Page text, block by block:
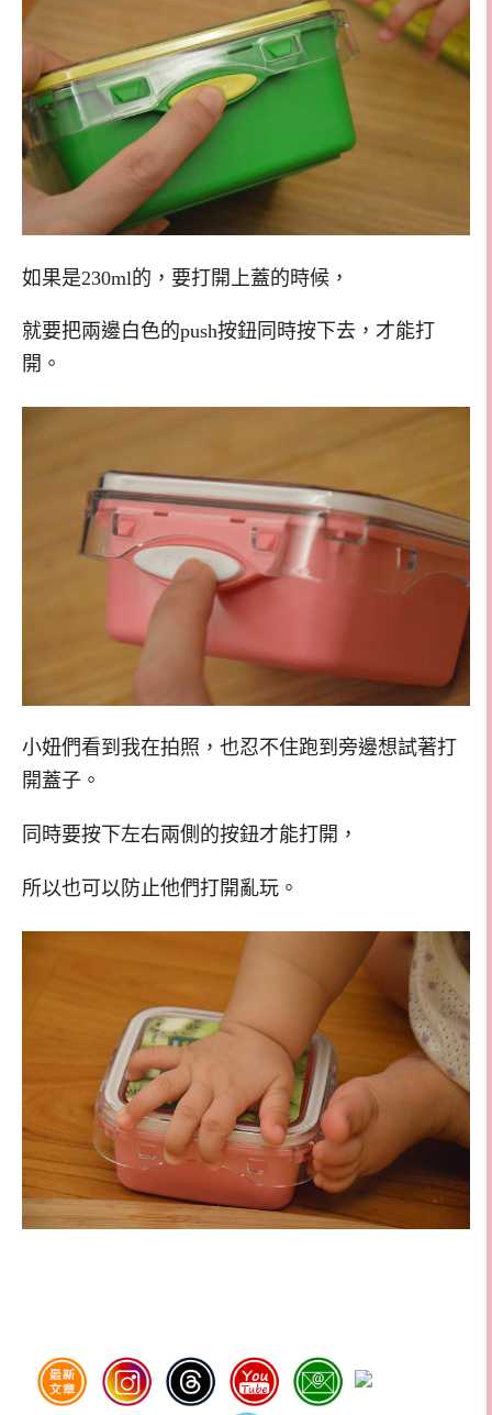
如果是230ml的，要打開上蓋的時候，
就要把兩邊白色的push按鈕同時按下去，才能打
開。
小妞們看到我在拍照，也忍不住跑到旁邊想試著打
開蓋子。
同時要按下左右兩側的按鈕才能打開，
所以也可以防止他們打開亂玩。